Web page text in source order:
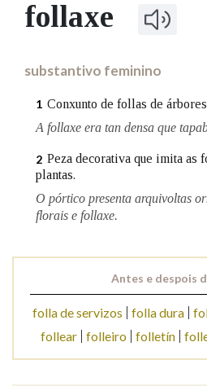
Facebook
TwitterYoutubeInstagramBluesky
BUSCAR NOS LEMAS
Contén
Nos exemplos
follaxe
substantivo feminino
1 Conxunto de follas de
A follaxe era tan densa que
2 Peza decorativa que imita as
plantas.
O pórtico presenta arquivoltas
florais e follaxe.
Antes e despois
folla de servizos folla dura
follear folleiro folletín